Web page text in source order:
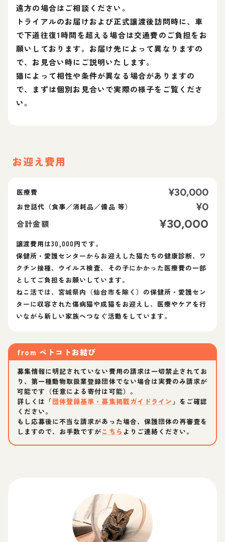
遠方の場合はご相談ください。
トライアルのお届けおよび正式譲渡後訪問時に、車
で下道往復1時間を超える場合は交通費のご負担をお
願いしております。お届け先によって異なりますの
で、お見合い時にご説明いたします。
猫によって相性や条件が異なる場合がありますの
で、まずは個別お見合いで実際の様子をご覧くださ
い。
お迎え費用
医療費 ¥30,000
お世話代（食事／消耗品／備品 等） ¥0
合計金額 ¥30,000
譲渡費用は30,000円です。
保健所・愛護センターからお迎えした猫たちの健康診断、ワ
クチン接種、ウイルス検査、その子にかかった医療費の一部
としてご負担をお願いしています。
ねこ活では、宮城県内（仙台市を除く）の保健所・愛護セン
ターに収容された傷病猫や成猫をお迎えし、医療やケアを行
いながら新しい家族へつなぐ活動をしています。
from ペトコトお結び
募集情報に明記されていない費用の請求は一切禁止されてお
り、第一種動物取扱業登録団体でない場合は実費のみ請求が
可能です（任意による寄付は可能）。
詳しくは「団体登録基準・募集掲載ガイドライン 」をご確認
ください。
もし応募後に不当な請求があった場合、保護団体の再審査を
しますので、お手数ですがこちら よりご連絡ください。